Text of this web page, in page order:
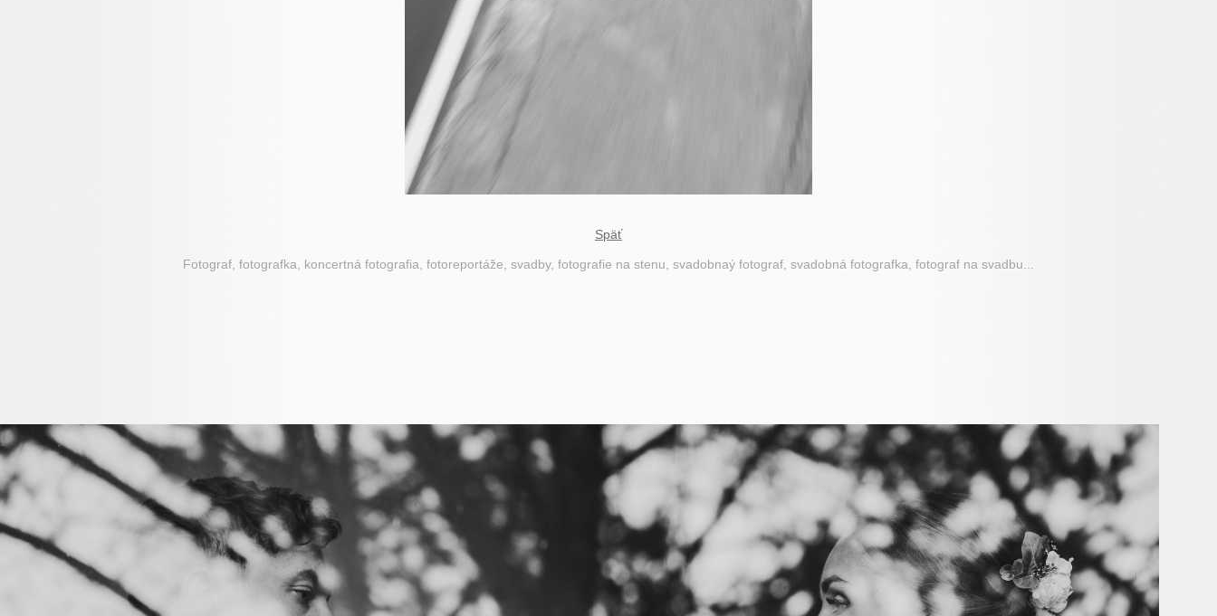
Späť
Fotograf, fotografka, koncertná fotografia, fotoreportáže, svadby, fotografie na stenu, svadobnaý fotograf, svadobná fotografka, fotograf na svadbu...